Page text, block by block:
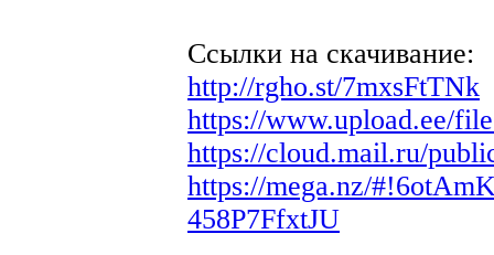
Ссылки на скачивание:
http://rgho.st/7mxsFtTNk
https://www.upload.ee/
https://cloud.mail.ru/
https://mega.nz/
458P7FfxtJU